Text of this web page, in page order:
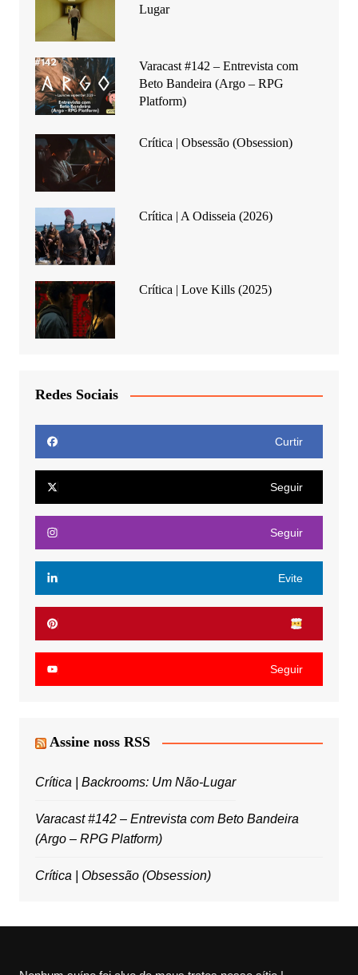
Lugar
Varacast #142 – Entrevista com
Beto Bandeira (Argo – RPG
Platform)
Crítica | Obsessão (Obsession)
Crítica | A Odisseia (2026)
Crítica | Love Kills (2025)
Redes Sociais
Curtir
Seguir
Seguir
Evite
Seguir
Assine noss RSS
Crítica | Backrooms: Um Não-Lugar
Varacast #142 – Entrevista com Beto Bandeira
(Argo – RPG Platform)
Crítica | Obsessão (Obsession)